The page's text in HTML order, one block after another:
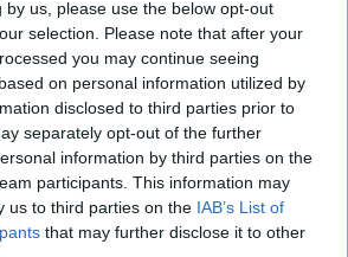
by us, please use the below opt-out
selection. Please note that after your
you may continue seeing
on personal information utilized by
disclosed to third parties prior to
separately opt-out of the further
information by third parties on the
participants. This information may
us to third parties on the IAB’s List of
that may further disclose it to other
Macica
wystaje mi coś z pochwy
nie mogę utrzymać moczu
konieczny zabieg
- forum dla rodziny i
pacjentki